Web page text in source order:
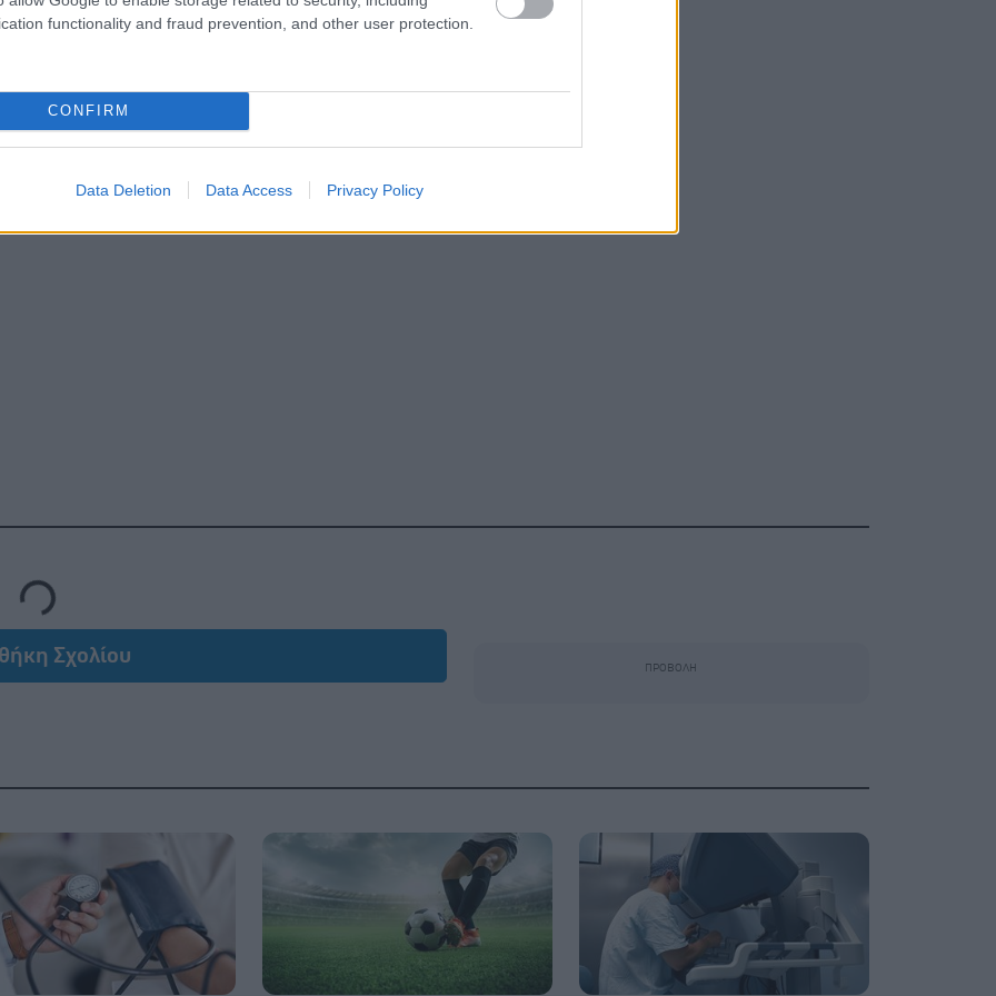
functionality and fraud prevention, and other user protection.
CONFIRM
Data Deletion Data Access Privacy Policy
Loading...
Σχολίου